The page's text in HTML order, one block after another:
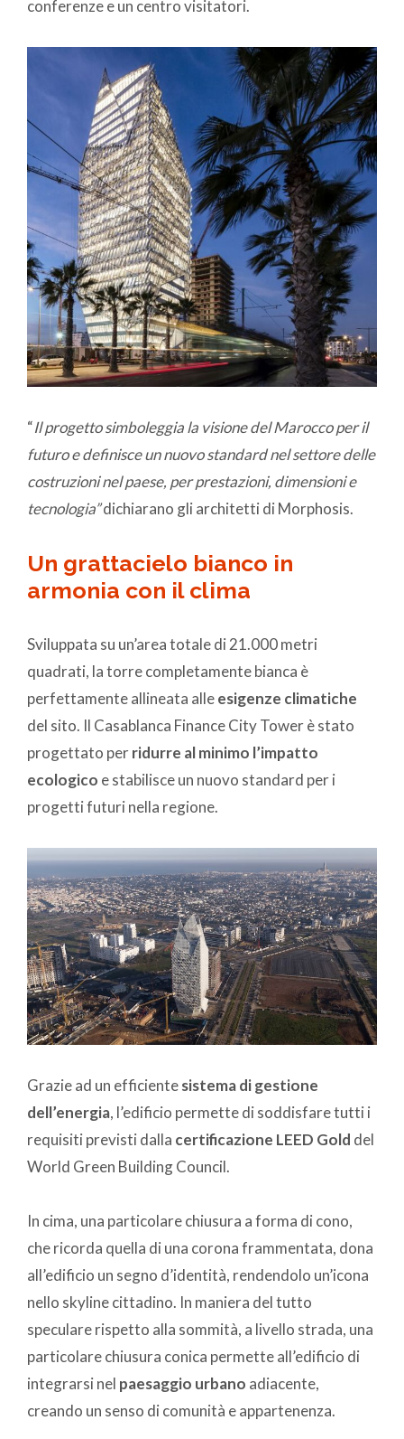
conferenze e un centro visitatori.
“Il progettosimboleggia la visione del Marocco per il
futuro e definisce un nuovo standard nel settore delle
costruzioni nel paese, per prestazioni, dimensioni e
tecnologia”dichiarano gli architetti di Morphosis.
Un grattacielo bianco in
armonia con il clima
Sviluppata su un’area totale di 21.000 metri
quadrati, la torre completamente bianca è
perfettamente allineata alleesigenze climatiche
del sito. Il Casablanca Finance City Tower è stato
progettato perridurre al minimo l’impatto
ecologico e stabilisce un nuovo standard per i
progetti futuri nella regione.
Grazie ad un efficientesistema di gestione
dell’energia, l’edificio permette di soddisfare tutti i
requisiti previsti dalla certificazione LEED Gold del
World Green Building Council.
In cima, una particolare chiusura a forma di cono,
che ricorda quella di una corona frammentata, dona
all’edificio un segno d’identità, rendendolo un’icona
nello skyline cittadino. In maniera del tutto
speculare rispetto alla sommità, a livello strada, una
particolare chiusura conica permette all’edificio di
integrarsi nel paesaggio urbano adiacente,
creando un senso di comunità e appartenenza.